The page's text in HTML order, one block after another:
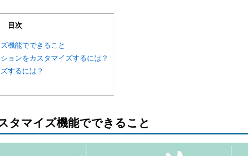
目次
機能でできること
ョンをカスタマイズするには？
するには？
タマイズ機能でできること